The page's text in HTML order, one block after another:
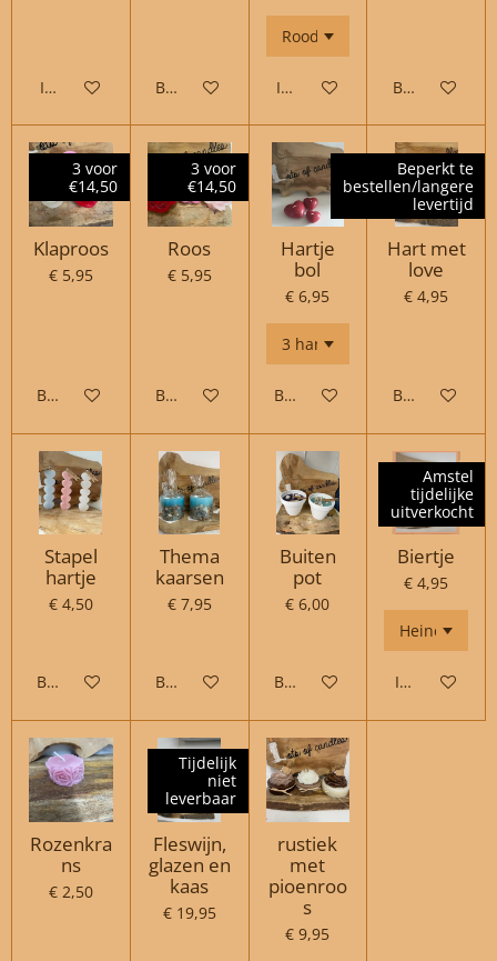
In winkelwagen Bekijk details In winkelwagen Bekijk details
3 voor
€14,50
Klaproos
€ 5,95
Bekijk details
3 voor
€14,50
Roos
€ 5,95
Bekijk details
Hartje
bol
€ 6,95
Bekijk details
Beperkt te
bestellen/langere
levertijd
Hart met
love
€ 4,95
Bekijk details
Stapel
hartje
€ 4,50
Bekijk details
Thema
kaarsen
€ 7,95
Bekijk details
Buiten
pot
€ 6,00
Bekijk details
Amstel
tijdelijke
uitverkocht
Biertje
€ 4,95
In
Rozenkra
ns
€ 2,50
Tijdelijk
niet
leverbaar
Fleswijn,
glazen en
kaas
€ 19,95
rustiek
met
pioenroo
s
€ 9,95